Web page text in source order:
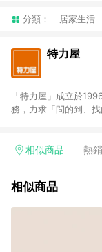
分類： 居家生活
特力屋
「特力屋」成立於
務，力求「問的到、
客找到居家修繕、佈
等各方面進行整合，
結帳流程(Easy to
發與靈感(Exciting
最佳解決方案，以創
相似商品 熱
相似商品